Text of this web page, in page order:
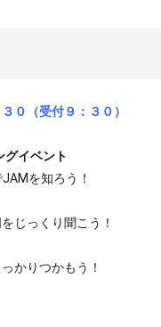
０（受付９：３０）
イベント
を知ろう！
じっくり聞こう！
かりつかもう！